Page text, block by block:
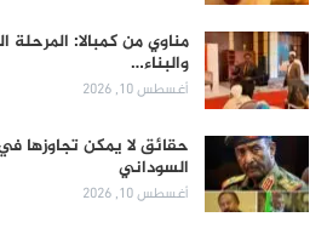
مناوي من كمبالا:
والبناء…
أغسطس 10, 2026
حقائق لا يمكن تجاوزها
السوداني
أغسطس 10, 2026